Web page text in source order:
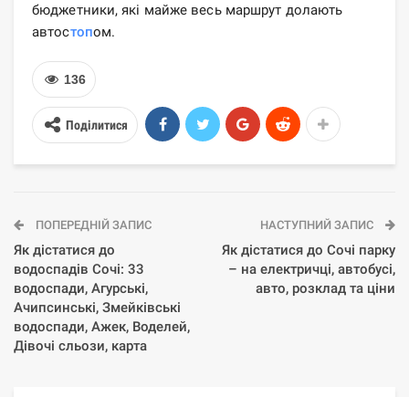
бюджетники, які майже весь маршрут долають
автостопом.
136
Поділитися
ПОПЕРЕДНІЙ ЗАПИС
Як дістатися до
водоспадів Сочі: 33
водоспади, Агурські,
Ачипсинські, Змейківські
водоспади, Ажек, Воделей,
Дівочі сльози, карта
НАСТУПНИЙ ЗАПИС
Як дістатися до Сочі парку
– на електричці, автобусі,
авто, розклад та ціни